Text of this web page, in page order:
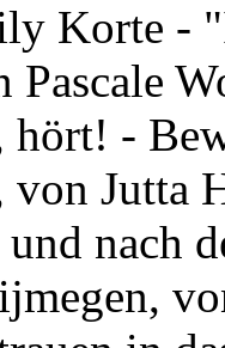
Korte -
-
von Jutta
nach